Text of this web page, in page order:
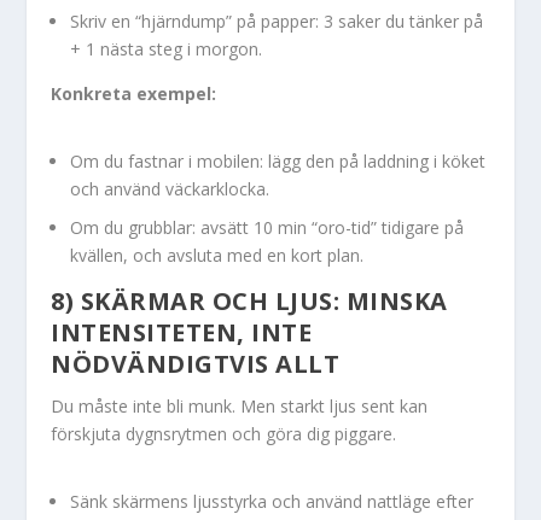
Skriv en “hjärndump” på papper: 3 saker du tänker på
+ 1 nästa steg i morgon.
Konkreta exempel:
Om du fastnar i mobilen: lägg den på laddning i köket
och använd väckarklocka.
Om du grubblar: avsätt 10 min “oro-tid” tidigare på
kvällen, och avsluta med en kort plan.
8) SKÄRMAR OCH LJUS: MINSKA
INTENSITETEN, INTE
NÖDVÄNDIGTVIS ALLT
Du måste inte bli munk. Men starkt ljus sent kan
förskjuta dygnsrytmen och göra dig piggare.
Sänk skärmens ljusstyrka och använd nattläge efter